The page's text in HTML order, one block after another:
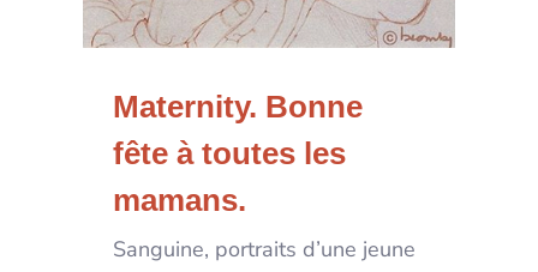
Maternity. Bonne
fête à toutes les
mamans.
Sanguine, portraits d’une jeune